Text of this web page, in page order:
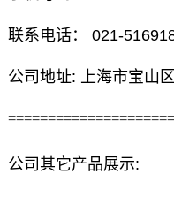
联系电话： 021-
公司地址: 上海市宝山
公司其它产品展示: